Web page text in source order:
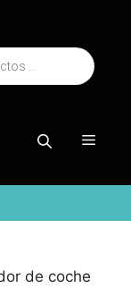
Menú
de coche